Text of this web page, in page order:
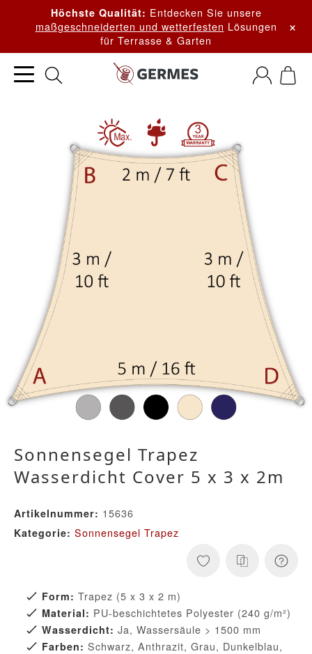
Höchste Qualität: Entdecken Sie unsere
maßgeschneiderten und wetterfesten Lösungen
für Terrasse & Garten
×
Sonnensegel Trapez
Wasserdicht Cover 5 x 3 x 2m
Artikelnummer: 15636
Kategorie: Sonnensegel Trapez
Form: Trapez (5 x 3 x 2 m)
Material: PU-beschichtetes Polyester (240 g/m²)
Wasserdicht: Ja, Wassersäule > 1500 mm
Farben: Schwarz, Anthrazit, Grau, Dunkelblau,